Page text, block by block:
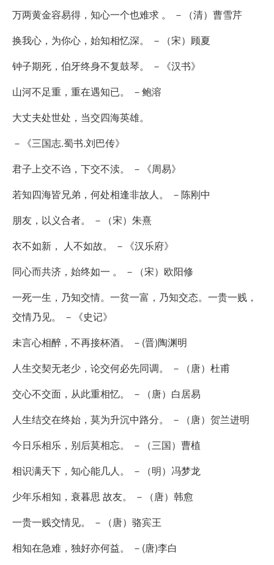
万两黄金容易得，知心一个也难求 。 －（清）曹雪芹
换我心，为你心，始知相忆深。 －（宋）顾夏
钟子期死，伯牙终身不复鼓琴。 －《汉书》
山河不足重，重在遇知已。 －鲍溶
大丈夫处世处，当交四海英雄。
－《三国志.蜀书.刘巴传》
君子上交不诌，下交不渎。 －《周易》
若知四海皆兄弟，何处相逢非故人。 －陈刚中
朋友，以义合者。 －（宋）朱熹
衣不如新， 人不如故。 －《汉乐府》
同心而共济，始终如一 。 －（宋）欧阳修
一死一生，乃知交情。一贫一富，乃知交态。一贵一贱，
交情乃见。 －《史记》
未言心相醉，不再接杯酒。 －(晋)陶渊明
人生交契无老少，论交何必先同调。 －（唐）杜甫
交心不交面，从此重相忆。 －（唐）白居易
人生结交在终始，莫为升沉中路分。 －（唐）贺兰进明
今日乐相乐，别后莫相忘。 －（三国）曹植
相识满天下，知心能几人。 －（明）冯梦龙
少年乐相知，衰暮思 故友。 －（唐）韩愈
一贵一贱交情见。 －（唐）骆宾王
相知在急难，独好亦何益。 －(唐)李白